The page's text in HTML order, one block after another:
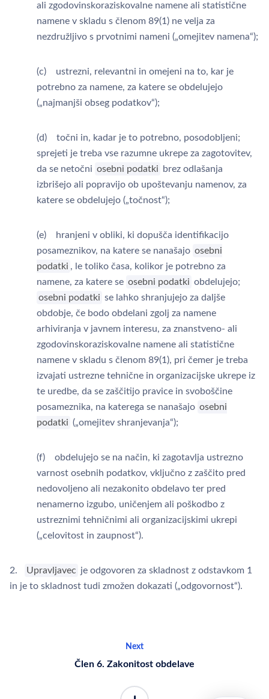
ali zgodovinskoraziskovalne namene ali statistične
namene v skladu s členom 89(1) ne velja za
nezdružljivo s prvotnimi nameni („omejitev namena“);
(c) ustrezni, relevantni in omejeni na to, kar je
potrebno za namene, za katere se obdelujejo
(„najmanjši obseg podatkov“);
(d) točni in, kadar je to potrebno, posodobljeni;
sprejeti je treba vse razumne ukrepe za zagotovitev,
da se netočni osebni podatki
brez odlašanja
izbrišejo ali popravijo ob upoštevanju namenov, za
katere se obdelujejo („točnost“);
(e) hranjeni v obliki, ki dopušča identifikacijo
posameznikov, na katere se nanašajo osebni
podatki , le toliko časa, kolikor je potrebno za
namene, za katere se osebni podatki obdelujejo;
osebni podatki se lahko shranjujejo za daljše
obdobje, če bodo obdelani zgolj za namene
arhiviranja v javnem interesu, za znanstveno- ali
zgodovinskoraziskovalne namene ali statistične
namene v skladu s členom 89(1), pri čemer je treba
izvajati ustrezne tehnične in organizacijske ukrepe iz
te uredbe, da se zaščitijo pravice in svoboščine
posameznika, na katerega se nanašajo osebni
podatki („omejitev shranjevanja“);
(f) obdelujejo se na način, ki zagotavlja ustrezno
varnost osebnih podatkov, vključno z zaščito pred
nedovoljeno ali nezakonito obdelavo ter pred
nenamerno izgubo, uničenjem ali poškodbo z
ustreznimi tehničnimi ali organizacijskimi ukrepi
(„celovitost in zaupnost“).
2. Upravljavec je odgovoren za skladnost z odstavkom 1
in je to skladnost tudi zmožen dokazati („odgovornost“).
Next
Člen 6. Zakonitost obdelave